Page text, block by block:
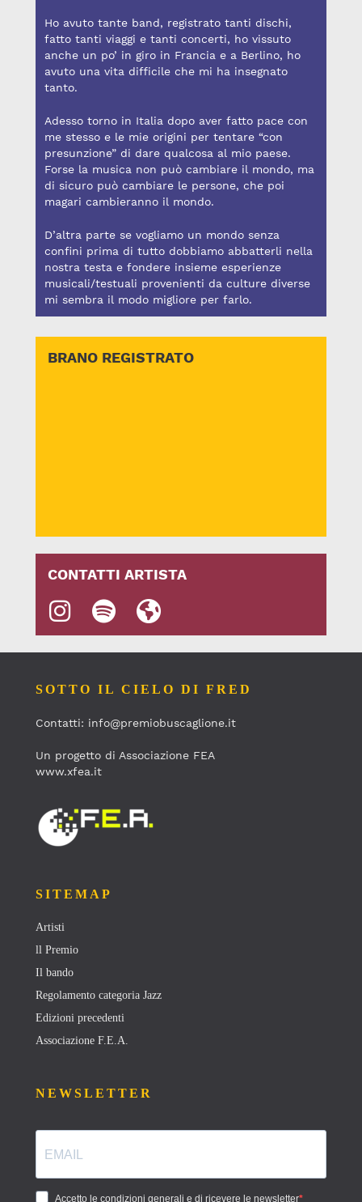
Ho avuto tante band, registrato tanti dischi,
fatto tanti viaggi e tanti concerti, ho vissuto
anche un po’ in giro in Francia e a Berlino, ho
avuto una vita difficile che mi ha insegnato
tanto.
Adesso torno in Italia dopo aver fatto pace con
me stesso e le mie origini per tentare “con
presunzione” di dare qualcosa al mio paese.
Forse la musica non può cambiare il mondo, ma
di sicuro può cambiare le persone, che poi
magari cambieranno il mondo.
D’altra parte se vogliamo un mondo senza
confini prima di tutto dobbiamo abbatterli nella
nostra testa e fondere insieme esperienze
musicali/testuali provenienti da culture diverse
mi sembra il modo migliore per farlo.
BRANO REGISTRATO
CONTATTI ARTISTA
SOTTO IL CIELO DI FRED
Contatti: info@premiobuscaglione.it
Un progetto di Associazione FEA
www.xfea.it
SITEMAP
Artisti
ll Premio
Il bando
Regolamento categoria Jazz
Edizioni precedenti
Associazione F.E.A.
NEWSLETTER
Accetto le condizioni generali e di ricevere le newsletter